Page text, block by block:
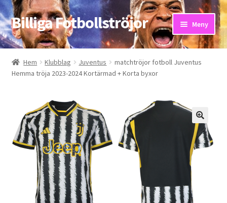
Hoppa
till
navigering
Hoppa
till
innehåll
Billiga Fotbollströjor Meny
Hem
Bloggar
Kassa
Kontakta oss
Mitt konto
Hem Klubblag Juventus
matchtröjor fotboll Juventus
Hemma tröja 2023-2024 Kortärmad + Korta byxor